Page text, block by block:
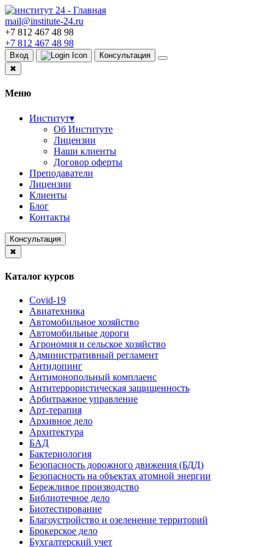
mail@institute-24.ru
+7 812 467 48 98
+7 812 467 48 98
Вход
Консультация
✖
Меню
Институт▾
Об Институте
Лицензии
Наши клиенты
Договор оферты
Преподаватели
Лицензии
Клиенты
Блог
Контакты
Консультация
✖
Каталог курсов
Covid-19
Авиатехника
Автомобильное хозяйство
Автомобильные дороги
Агрономия и сельское хозяйство
Административный регламент
Антидопинг
Антимонопольный комплаенс
Антитеррористическая защищенность
Арбитражное управление
Арт-терапия
Архивное дело
Архитектура
БАД
Бактериология
Безопасность дорожного движения (БДД)
Безопасность на объектах атомной энергии
Бережливое производство
Библиотечное дело
Биотестирование
Благоустройство и озеленение территорий
Брокерское дело
Бухгалтерский учет